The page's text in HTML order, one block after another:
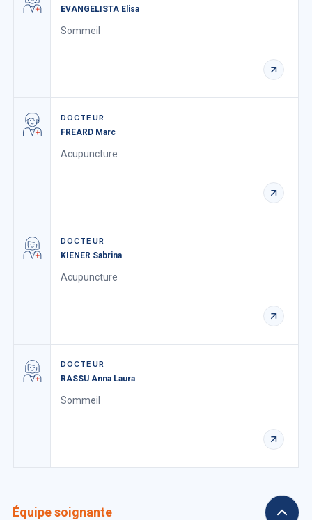
EVANGELISTA Elisa
Sommeil
DOCTEUR
FREARD Marc
Acupuncture
DOCTEUR
KIENER Sabrina
Acupuncture
DOCTEUR
RASSU Anna Laura
Sommeil
Équipe soignante